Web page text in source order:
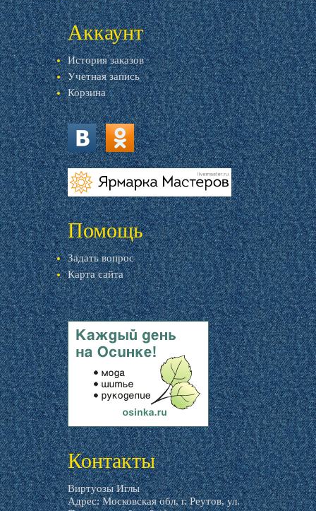
Аккаунт
История заказов
Учетная запись
Корзина
vk.com ok.ru
livemaster.ru
Помощь
Задать вопрос
Карта сайта
livemaster.ru
Контакты
Виртуозы Иглы
Адрес: Московская обл, г. Реутов, ул.